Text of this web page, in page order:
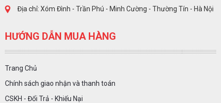
Địa chỉ: Xóm Đình - Trần Phú - Minh Cường - Thường Tín - Hà Nội
HƯỚNG DẪN MUA HÀNG
Trang Chủ
Chính sách giao nhận và thanh toán
CSKH - Đổi Trả - Khiếu Nại